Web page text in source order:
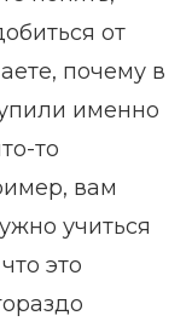
от
почему в
именно
то
вам
учиться
это